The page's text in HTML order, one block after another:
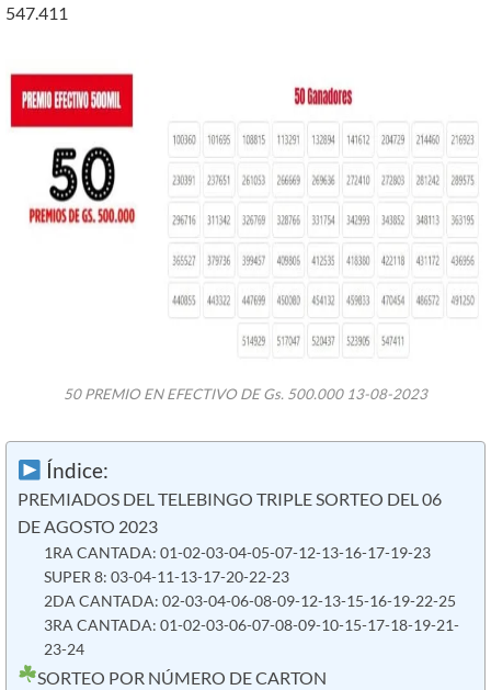
547.411
50 PREMIO EN EFECTIVO DE Gs. 500.000 13-08-2023
Índice:
PREMIADOS DEL TELEBINGO TRIPLE SORTEO DEL 06
DE AGOSTO 2023
1RA CANTADA: 01-02-03-04-05-07-12-13-16-17-19-23
SUPER 8: 03-04-11-13-17-20-22-23
2DA CANTADA: 02-03-04-06-08-09-12-13-15-16-19-22-25
3RA CANTADA: 01-02-03-06-07-08-09-10-15-17-18-19-21-
23-24
SORTEO POR NÚMERO DE CARTON